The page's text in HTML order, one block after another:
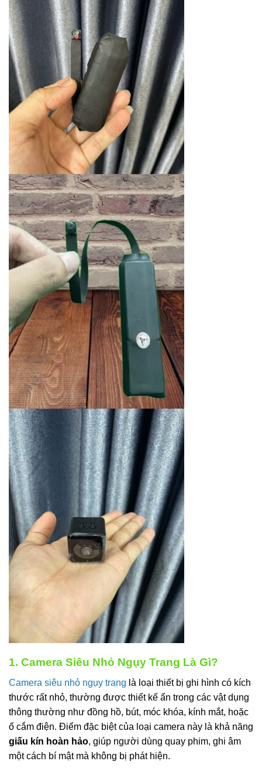
1. Camera Siêu Nhỏ Ngụy Trang Là Gì?
Camera siêu nhỏ ngụy trang là loại thiết bị ghi hình có kích
thước rất nhỏ, thường được thiết kế ẩn trong các vật dụng
thông thường như đồng hồ, bút, móc khóa, kính mắt, hoặc
ổ cắm điện. Điểm đặc biệt của loại camera này là khả năng
giấu kín hoàn hảo, giúp người dùng quay phim, ghi âm
một cách bí mật mà không bị phát hiện.